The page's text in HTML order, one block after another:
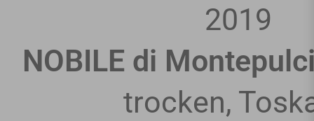
2019
NOBILE di
trocken,